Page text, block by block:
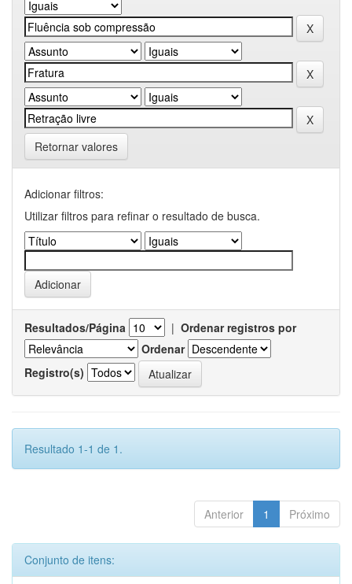
Retornar valores
Adicionar filtros:
Utilizar filtros para refinar o resultado de busca.
Resultados/Página | Ordenar registros por
Ordenar
Registro(s)
Resultado 1-1 de 1.
Anterior 1 Próximo
Conjunto de itens: